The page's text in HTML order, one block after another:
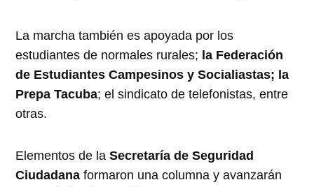
La marcha también es apoyada por los
estudiantes de normales rurales; la Federación
de Estudiantes Campesinos y Socialiastas; la
Prepa Tacuba; el sindicato de telefonistas, entre
otras.
Elementos de laSecretaría de Seguridad
Ciudadana formaron una columna y avanzarán